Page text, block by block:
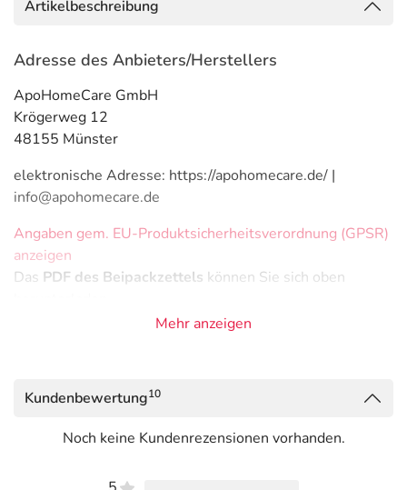
Artikelbeschreibung
Adresse des Anbieters/Herstellers
ApoHomeCare GmbH
Krögerweg 12
48155 Münster
elektronische Adresse: https://apohomecare.de/ |
info@apohomecare.de
Angaben gem. EU-Produktsicherheitsverordnung (GPSR)
anzeigen
Das PDF des Beipackzettels können Sie sich oben
Mehr anzeigen
Kundenbewertung10
Noch keine Kundenrezensionen vorhanden.